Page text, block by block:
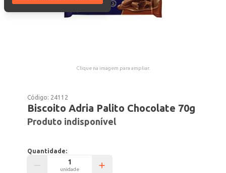
Clique na imagem para ampliar.
Código: 24112
Biscoito Adria Palito Chocolate 70g
Produto indisponível
Quantidade:
unidade